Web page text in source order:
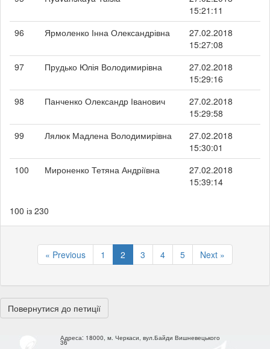
15:21:11
96
Ярмоленко Інна Олександрівна
27.02.2018
15:27:08
97
Прудько Юлія Володимирівна
27.02.2018
15:29:16
98
Панченко Олександр Іванович
27.02.2018
15:29:58
99
Лялюк Мадлена Володимирівна
27.02.2018
15:30:01
100
Мироненко Тетяна Андріївна
27.02.2018
15:39:14
100 із 230
« Previous 1 2 3 4 5 Next »
Повернутися до петиції
Адреса: 18000, м. Черкаси, вул.Байди Вишневецького
36